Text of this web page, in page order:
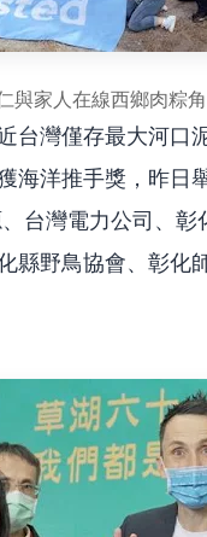
與家人在線西鄉肉粽
台灣僅存最大河口
海洋推手獎，昨日
台灣電力公司、
縣野鳥協會、彰